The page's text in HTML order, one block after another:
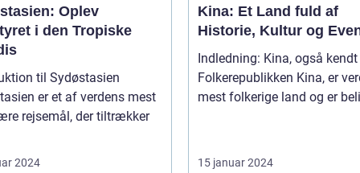
Oplev
i den Tropiske
til Sydøstasien
er et af verdens mest
rejsemål, der tiltrækker
2024
Kina: Et Land fuld af
Historie, Kultur og
Indledning: Kina, også kendt som
Folkerepublikken Kina, er
mest folkerige land og er
15 januar 2024